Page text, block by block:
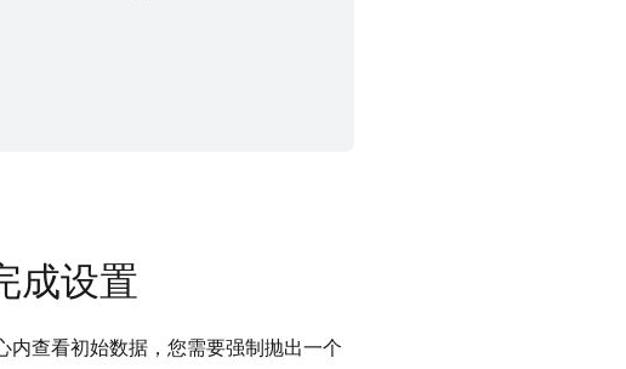
成设置
内查看初始数据，您需要强制抛出一个